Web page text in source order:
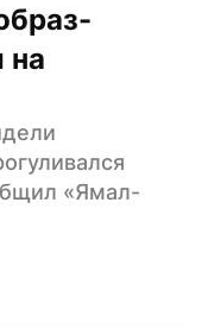
на
«Ямал-